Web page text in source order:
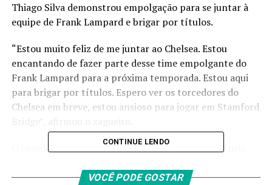
Thiago Silva demonstrou empolgação para se juntar à
equipe de Frank Lampard e brigar por títulos.
“Estou muito feliz de me juntar ao Chelsea. Estou
encantando de fazer parte desse time empolgante do
Frank Lampard para a próxima temporada. Estou aqui
para brigar por títulos. Espero ver os torcedores do
Chelsea em breve, estou ansioso para jogar em Stamford
O brasileiro parte agora para sua terceira experiência
por Milan e PSG. Na Itália, o atleta jogou entre 2009 e
CONTINUE LENDO
VOCÊ PODE GOSTAR